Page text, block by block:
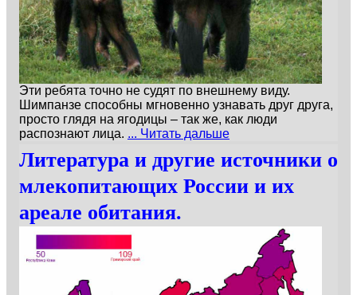
Эти ребята точно не судят по внешнему виду.
Шимпанзе способны мгновенно узнавать друг друга,
просто глядя на ягодицы – так же, как люди
распознают лица. ... Читать дальше
Литература и другие источники о
млекопитающих России и их
ареале обитания.